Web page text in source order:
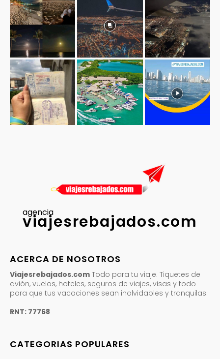
agencia
viajesrebajados.com
ACERCA DE NOSOTROS
Viajesrebajados.com Todo para tu viaje. Tiquetes de
avión, vuelos, hoteles, seguros de viajes, visas y todo
para que tus vacaciones sean inolvidables y tranquilas.
RNT: 77768
CATEGORIAS POPULARES